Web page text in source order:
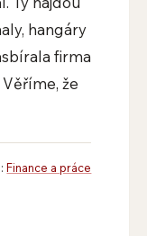
hangáry
firma
že
Finance a práce